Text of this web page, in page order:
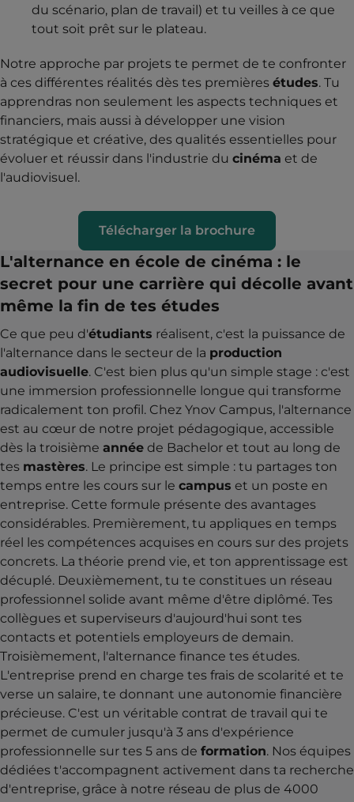
du scénario, plan de travail) et tu veilles à ce que
tout soit prêt sur le plateau.
Notre approche par projets te permet de te confronter
à ces différentes réalités dès tes premières études. Tu
apprendras non seulement les aspects techniques et
financiers, mais aussi à développer une vision
stratégique et créative, des qualités essentielles pour
évoluer et réussir dans l'industrie du cinéma et de
l'audiovisuel.
Télécharger la brochure
L'alternance en école de cinéma : le
secret pour une carrière qui décolle avant
même la fin de tes études
Ce que peu d'étudiants réalisent, c'est la puissance de
l'alternance dans le secteur de la production
audiovisuelle. C'est bien plus qu'un simple stage : c'est
une immersion professionnelle longue qui transforme
radicalement ton profil. Chez Ynov Campus, l'alternance
est au cœur de notre projet pédagogique, accessible
dès la troisième année de Bachelor et tout au long de
tes mastères. Le principe est simple : tu partages ton
temps entre les cours sur le campus et un poste en
entreprise. Cette formule présente des avantages
considérables. Premièrement, tu appliques en temps
réel les compétences acquises en cours sur des projets
concrets. La théorie prend vie, et ton apprentissage est
décuplé. Deuxièmement, tu te constitues un réseau
professionnel solide avant même d'être diplômé. Tes
collègues et superviseurs d'aujourd'hui sont tes
contacts et potentiels employeurs de demain.
Troisièmement, l'alternance finance tes études.
L'entreprise prend en charge tes frais de scolarité et te
verse un salaire, te donnant une autonomie financière
précieuse. C'est un véritable contrat de travail qui te
permet de cumuler jusqu'à 3 ans d'expérience
professionnelle sur tes 5 ans de formation. Nos équipes
dédiées t'accompagnent activement dans ta recherche
d'entreprise, grâce à notre réseau de plus de 4000